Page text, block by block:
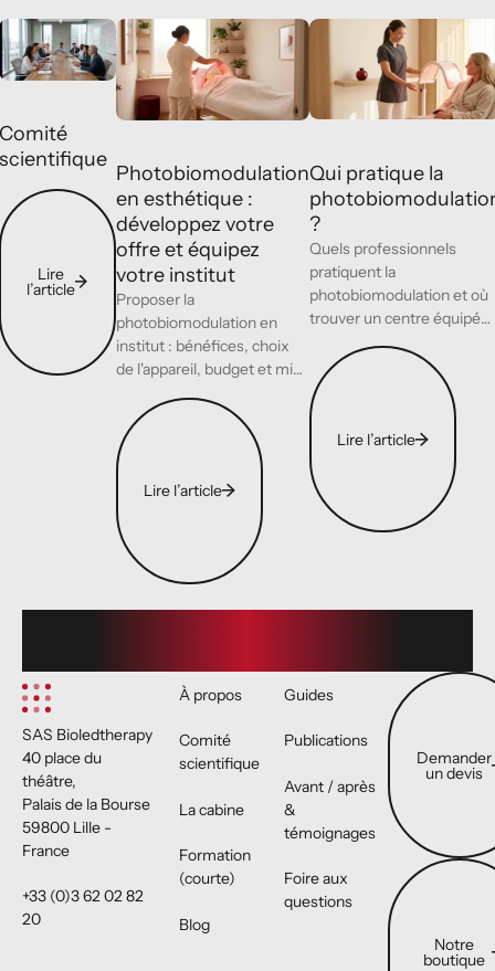
scientifiquePratique
professionnelle
l’article
Lire
l’article
Photobiomodulation en esthétique : développez
professionnelle
Photobiomodulation
en esthétique :
développez votre
offre et équipez
votre institut
Proposer la
photobiomodulation en
institut : bénéfices, choix
de l'appareil, budget et mise
Lire l’article
Lire l’article
Qui pratique la
Qui pratique la
?
Quels professionnels
pratiquent la
photobiomodulation et où
trouver un centre équipé
près de chez vous.
Lire l’article
Lire l’article
SAS Bioledtherapy
40 place du
théâtre,
Palais de la Bourse
59800 Lille -
France
+33 (0)3 62 02 82
20
À propos
Comité
scientifique
La cabine
Formation
(courte)
Blog
Guides
Publications
Avant / après
&
témoignages
Foire aux
questions
Demander un
Demander
un devis
Notre
Notre
boutique